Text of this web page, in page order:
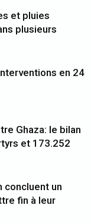
et pluies
plusieurs
en 24
Ghaza: le bilan
et 173.252
concluent un
fin à leur